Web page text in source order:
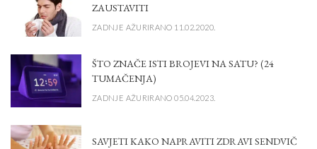
ZAUSTAVITI
ZADNJE AŽURIRANO 11.02.2020.
ŠTO ZNAČE ISTI BROJEVI NA SATU? (24
TUMAČENJA)
ZADNJE AŽURIRANO 05.04.2023.
SAVJETI KAKO NAPRAVITI ZDRAVI SENDVIČ